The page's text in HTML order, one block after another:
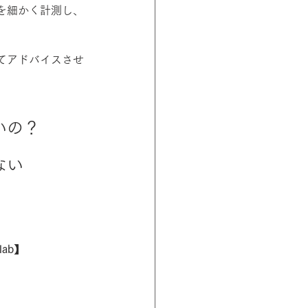
かく計測し、
アドバイスさせ
？
い
】